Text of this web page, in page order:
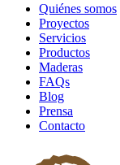
Quiénes somos
Proyectos
Servicios
Productos
Maderas
FAQs
Blog
Prensa
Contacto